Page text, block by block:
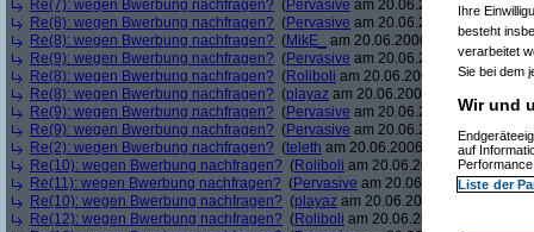
Re(7): wegen Bwerbung nachfragen? (Pervasive am 20.06.2006, 14:49:16)
Re(8): wegen Bwerbung nachfragen? (Pervasive am 20.06.2006, 14:49:42)
Re(8): wegen Bwerbung nachfragen? (MikE_
am 20.06.2006, 14:49:52)
Re(9): wegen Bwerbung nachfragen? (Pervasive am 20.06.2006, 14:55:10)
Re(8): wegen Bwerbung nachfragen? (Roliboli am 20.06.2006, 14:55:23)
Re(8): wegen Bwerbung nachfragen? (playaz am 20.06.2006, 14:55:40)
Re(9): wegen Bwerbung nachfragen? (Pervasive am 20.06.2006, 14:56:53)
Re(9): wegen Bwerbung nachfragen? (Pervasive am 20.06.2006, 14:57:03)
Re(2): wegen Bwerbung nachfragen? (teleth am 20.06.2006, 15:00:37)
Re(10): wegen Bwerbung nachfragen? (Roliboli am 20.06.2006, 15:02:07)
Re(11): wegen Bwerbung nachfragen? (Pervasive am 20.06.2006, 15:03:06)
Re(10): wegen Bwerbung nachfragen? (playaz am 20.06.2006, 15:04:07)
Re(12): wegen Bwerbung nachfragen? (Roliboli am 20.06.2006, 15:04:10)
Ihre
besteht
verarbeitet
Sie bei dem
Wir und
auf
Liste der